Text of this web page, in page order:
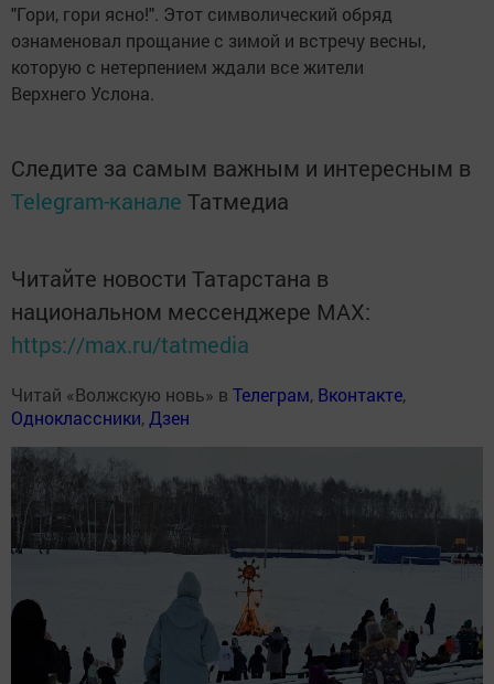
"Гори, гори ясно!". Этот символический обряд
ознаменовал прощание с зимой и встречу весны,
которую с нетерпением ждали все жители
Верхнего Услона.
Следите за самым важным и интересным в
Telegram-канале Татмедиа
Читайте новости Татарстана в
национальном мессенджере MАХ:
https://max.ru/tatmedia
Читай «Волжскую новь» в Телеграм, Вконтакте,
Одноклассники, Дзен